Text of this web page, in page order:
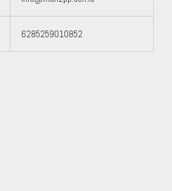
6285259010852